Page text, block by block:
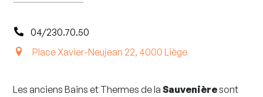
04/230.70.50
Place Xavier-Neujean 22, 4000 Liège
Les anciens Bains et Thermes de laSauvenièresont